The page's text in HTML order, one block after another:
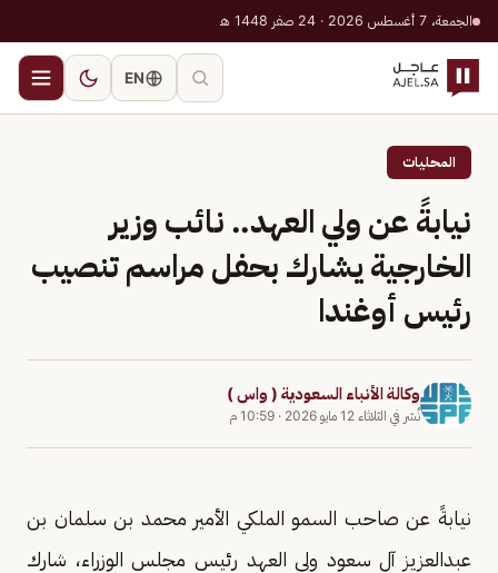
الجمعة، 7 أغسطس 2026 · 24 صفر 1448 هـ
EN
المحليات
نيابةً عن ولي العهد.. نائب وزير
الخارجية يشارك بحفل مراسم تنصيب
رئيس أوغندا
وكالة الأنباء السعودية ( واس )
نُشر في الثلاثاء 12 مايو 2026 · 10:59 م
نيابةً عن صاحب السمو الملكي الأمير محمد بن سلمان بن
عبدالعزيز آل سعود ولي العهد رئيس مجلس الوزراء، شارك